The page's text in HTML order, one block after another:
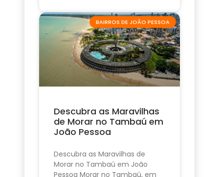
BAIRROS DE JOÃO PESSOA
Descubra as Maravilhas
de Morar no Tambaú em
João Pessoa
Descubra as Maravilhas de
Morar no Tambaú em João
Pessoa Morar no Tambaú, em